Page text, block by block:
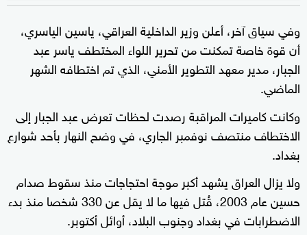
وفي سياق آخر، أعلن وزير الداخلية العراقي، ياسين الياسري،
أن قوة خاصة تمكنت من تحرير اللواء المختطف ياسر عبد
الجبار، مدير معهد التطوير الأمني، الذي تم اختطافه الشهر
الماضي.
وكانت كاميرات المراقبة رصدت لحظات تعرض عبد الجبار إلى
الاختطاف منتصف نوفمبر الجاري، في وضح النهار بأحد شوارع
بغداد.
ولا يزال العراق يشهد أكبر موجة احتجاجات منذ سقوط صدام
حسين عام 2003، قُتل فيها ما لا يقل عن 330 شخصا منذ بدء
الاضطرابات في بغداد وجنوب البلاد، أوائل أكتوبر.